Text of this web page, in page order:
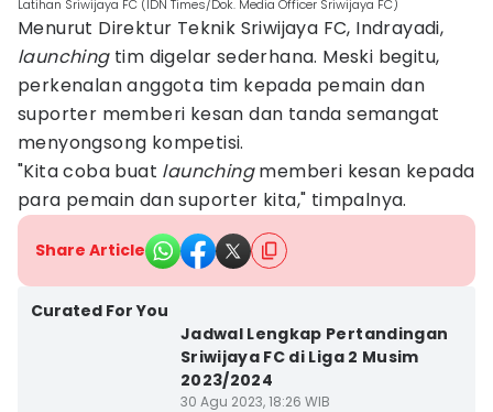
Latihan Sriwijaya FC (IDN Times/Dok. Media Officer Sriwijaya FC)
Menurut Direktur Teknik Sriwijaya FC, Indrayadi,
launchingtim digelar sederhana. Meski begitu,
perkenalan anggota tim kepada pemain dan
suporter memberi kesan dan tanda semangat
menyongsong kompetisi.
"Kita coba buat launchingmemberi kesan kepada
para pemain dan suporter kita," timpalnya.
Share Article
Curated For You
Jadwal Lengkap Pertandingan
Sriwijaya FC di Liga 2 Musim
2023/2024
30 Agu 2023, 18:26 WIB